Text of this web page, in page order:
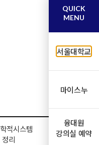
학적시스템
정리
QUICK
MENU
서울대학교
마이스누
융대원
강의실 예약